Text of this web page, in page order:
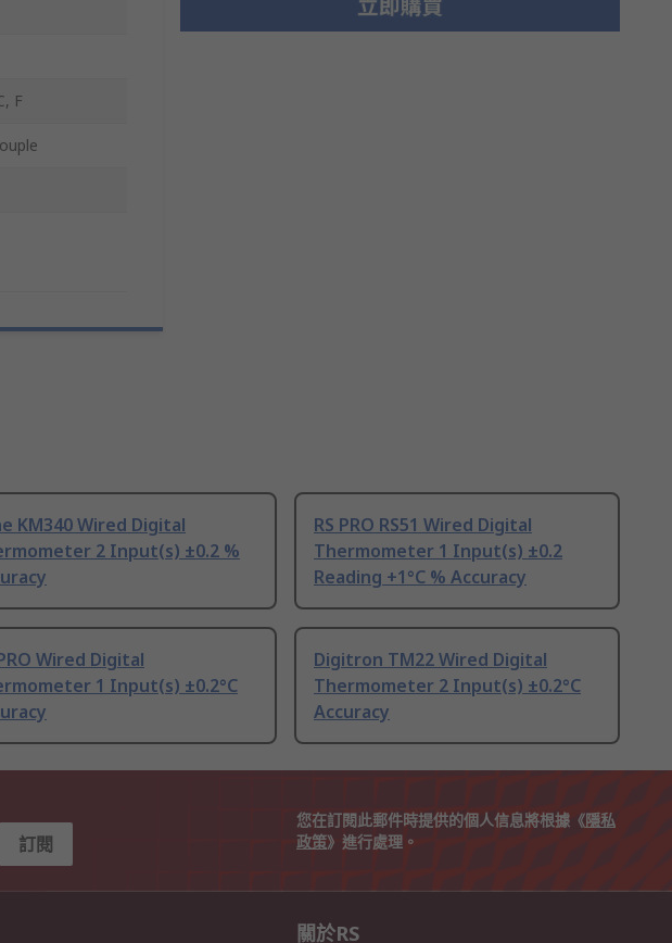
F
KM340 Wired Digital
2 Input(s) ±0.2 %
RS PRO RS51 Wired Digital
Thermometer 1 Input(s) ±0.2
Reading +1°C % Accuracy
Wired Digital
1 Input(s) ±0.2°C
Digitron TM22 Wired Digital
Thermometer 2 Input(s) ±0.2°C
Accuracy
訂閱
您在訂閱此郵件時提供的個人信息將根據《隱私
政策》進行處理。
關於RS